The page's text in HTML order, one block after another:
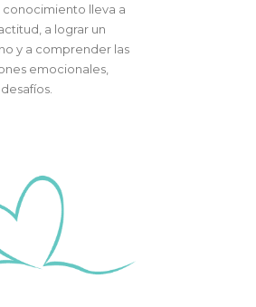
conocimiento lleva a
a lograr un
y a comprender las
emocionales,